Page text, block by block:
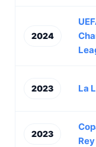
2024
2023 La
2023
Rey